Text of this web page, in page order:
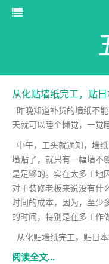
从化贴墙纸完工，贴
昨晚知道补货的墙纸不
天就可以睡个懒觉，一觉
中午，工头就通知，墙
墙贴了，就只有一幅墙不
是足够的。实在太多工地
对于装修老板来说没有什
时间的成本，因为，至少
的时间，特别是在多工作
从化贴墙纸完工，贴日
阅读全文...